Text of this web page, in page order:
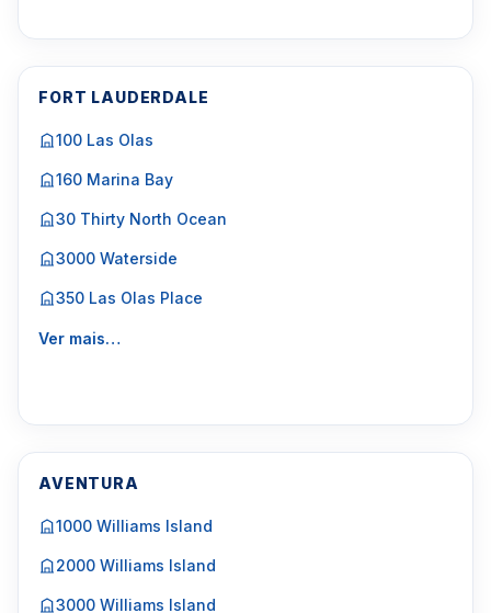
FORT LAUDERDALE
100 Las Olas
160 Marina Bay
30 Thirty North Ocean
3000 Waterside
350 Las Olas Place
Ver mais…
AVENTURA
1000 Williams Island
2000 Williams Island
3000 Williams Island